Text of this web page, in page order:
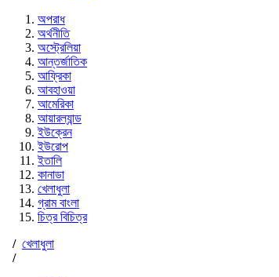
অপরাধ
অর্থনীতি
অস্ট্রেলিয়া
আন্তর্জাতিক
আফ্রিকা
আবহাওয়া
আমেরিকা
আয়ারল্যান্ড
ইউক্রেন
ইউরোপ
ইতালি
কানাডা
খেলাধুলা
গ্রাম বাংলা
চিত্র বিচিত্র
/ খেলাধুলা
/